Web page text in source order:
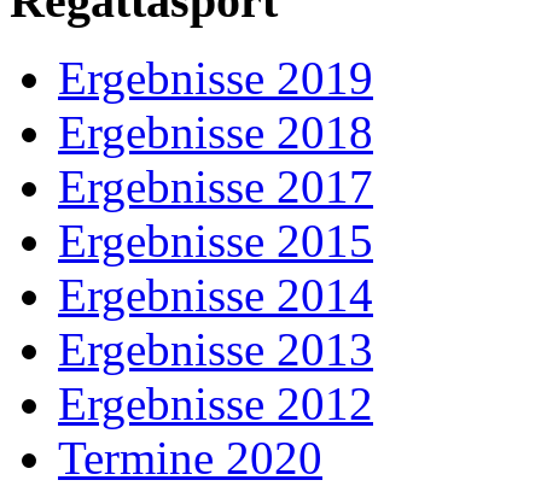
Ergebnisse 2019
Ergebnisse 2018
Ergebnisse 2017
Ergebnisse 2015
Ergebnisse 2014
Ergebnisse 2013
Ergebnisse 2012
Termine 2020